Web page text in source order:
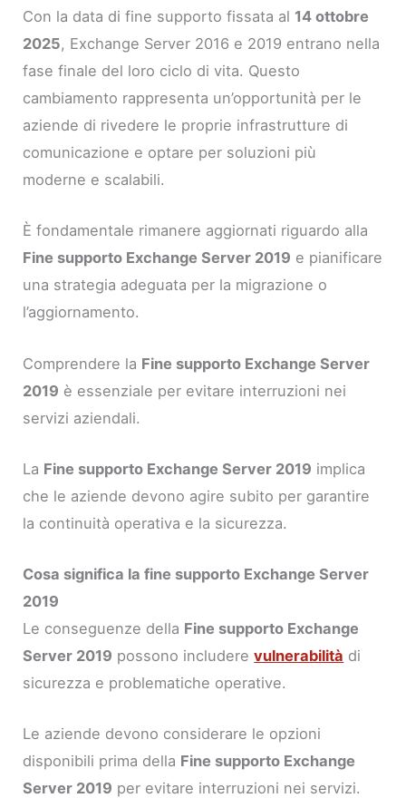
Con la data di fine supporto fissata al 14 ottobre
2025, Exchange Server 2016 e 2019 entrano nella
fase finale del loro ciclo di vita. Questo
cambiamento rappresenta un’opportunità per le
aziende di rivedere le proprie infrastrutture di
comunicazione e optare per soluzioni più
moderne e scalabili.
È fondamentale rimanere aggiornati riguardo alla
Fine supporto Exchange Server 2019 e pianificare
una strategia adeguata per la migrazione o
l’aggiornamento.
Comprendere la Fine supporto Exchange Server
2019 è essenziale per evitare interruzioni nei
servizi aziendali.
La Fine supporto Exchange Server 2019 implica
che le aziende devono agire subito per garantire
la continuità operativa e la sicurezza.
Cosa significa la fine supporto Exchange Server
2019
Le conseguenze della Fine supporto Exchange
Server 2019 possono includerevulnerabilità di
sicurezza e problematiche operative.
Le aziende devono considerare le opzioni
disponibili prima della Fine supporto Exchange
Server 2019 per evitare interruzioni nei servizi.